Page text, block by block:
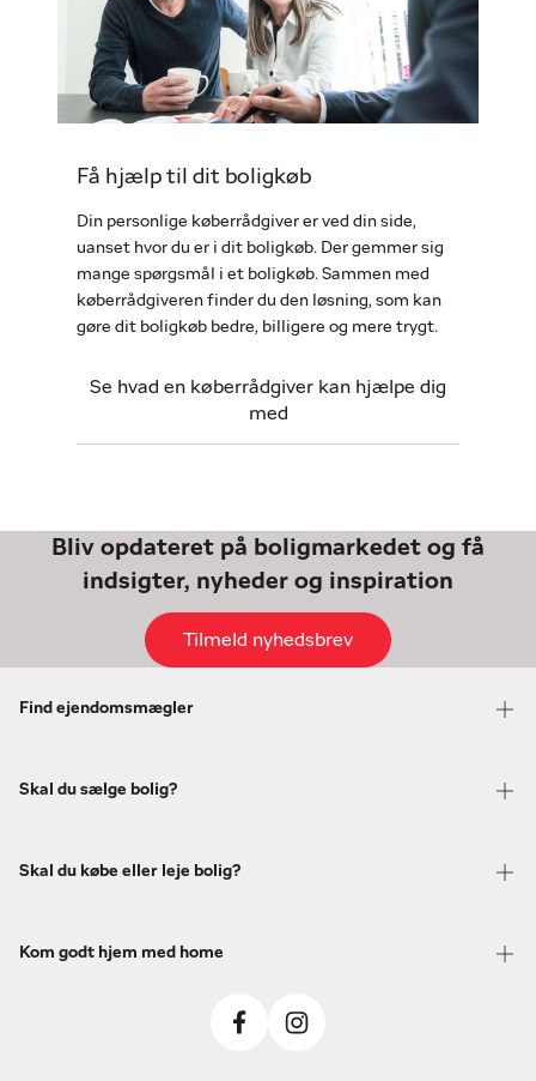
Få hjælp til dit boligkøb
Din personlige køberrådgiver er ved din side,
uanset hvor du er i dit boligkøb. Der gemmer sig
mange spørgsmål i et boligkøb. Sammen med
køberrådgiveren finder du den løsning, som kan
gøre dit boligkøb bedre, billigere og mere trygt.
Se hvad en køberrådgiver kan hjælpe dig
med
Bliv opdateret på boligmarkedet og få
indsigter, nyheder og inspiration
Tilmeld nyhedsbrev
Find ejendomsmægler
Skal du sælge bolig?
Skal du købe eller leje bolig?
Kom godt hjem med home